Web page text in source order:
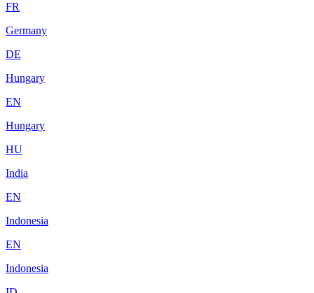
FR
Germany
DE
Hungary
EN
Hungary
HU
India
EN
Indonesia
EN
Indonesia